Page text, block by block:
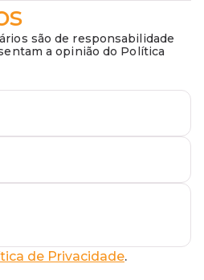
são de responsabilidade
a opinião do Política
de Privacidade.